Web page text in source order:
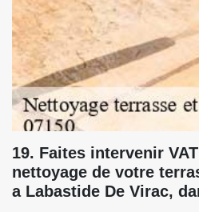
19. Faites intervenir
nettoyage de votre
a Labastide De Virac,